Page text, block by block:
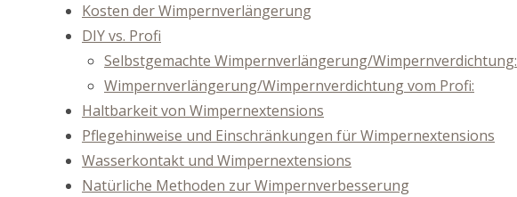
Kosten der Wimpernverlängerung
DIY vs. Profi
Selbstgemachte Wimpernverlängerung/Wimpernverdichtung:
Wimpernverlängerung/Wimpernverdichtung vom Profi:
Haltbarkeit von Wimpernextensions
Pflegehinweise und Einschränkungen für Wimpernextensions
Wasserkontakt und Wimpernextensions
Natürliche Methoden zur Wimpernverbesserung